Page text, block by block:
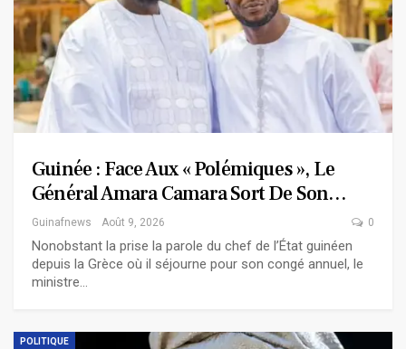
Guinée : Face Aux « Polémiques », Le
Général Amara Camara Sort De Son…
Guinafnews Août 9, 2026 0
Nonobstant la prise la parole du chef de l’État guinéen
depuis la Grèce où il séjourne pour son congé annuel, le
ministre…
POLITIQUE